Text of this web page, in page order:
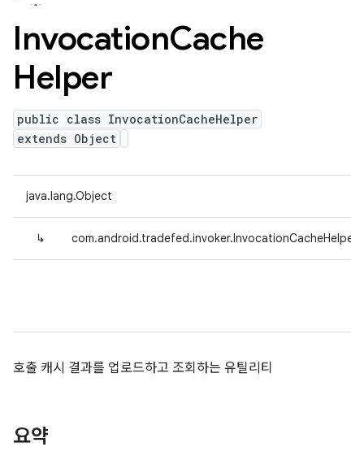
InvocationCache
Helper
public class InvocationCacheHelper
extends Object
java.lang.Object
↳ com.android.tradefed.invoker.InvocationCacheHelper
호출 캐시 결과를 업로드하고 조회하는 유틸리티
요약